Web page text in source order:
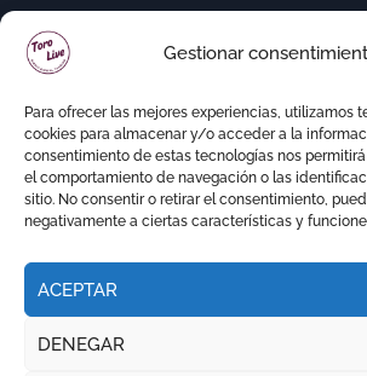
Gestionar
Para ofrecer las mejores experiencias, utilizamos
cookies para almacenar y/o acceder a la
consentimiento de estas tecnologías nos
el comportamiento de navegación o las
sitio. No consentir o retirar el consentimiento,
negativamente a ciertas características y
ACEPTAR
DENEGAR
Copyright © Todos los derechos